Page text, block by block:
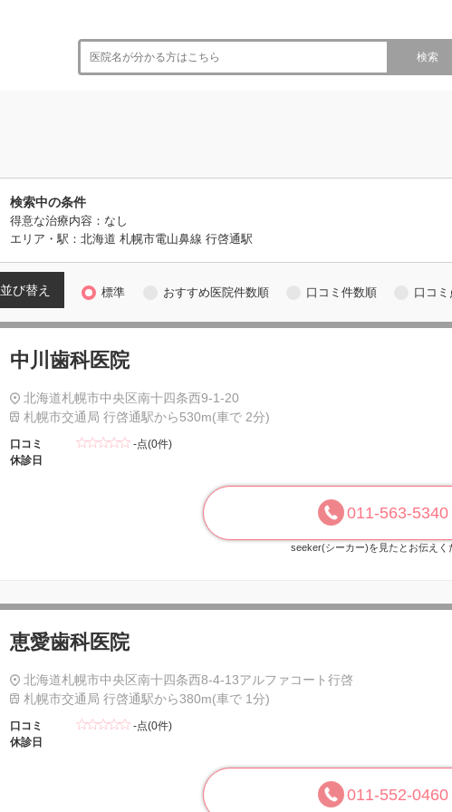
検索
検索中の条件
得意な治療内容：なし
エリア・駅：北海道 札幌市電山鼻線 行啓通駅
並び替え 標準 おすすめ医院件数順 口コミ件数順 口コ
中川歯科医院
北海道札幌市中央区南十四条西9-1-20
札幌市交通局 行啓通駅から530m(車で 2分)
口コミ
-点(0件)
休診日
011-563-5340
seeker(シーカー)を見たとお伝えく
恵愛歯科医院
北海道札幌市中央区南十四条西8-4-13アルファコート行啓
札幌市交通局 行啓通駅から380m(車で 1分)
口コミ
-点(0件)
休診日
011-552-0460